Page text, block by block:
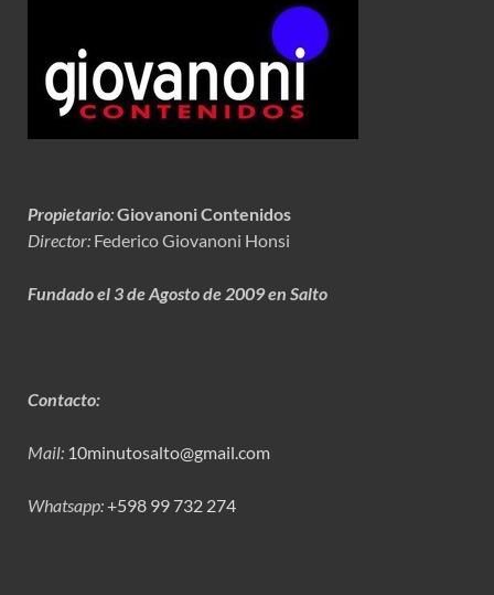
Propietario:Giovanoni Contenidos
Director: Federico Giovanoni Honsi
Fundado el 3 de Agosto de 2009 en Salto
Contacto:
Mail: 10minutosalto@gmail.com
Whatsapp:+598 99 732 274